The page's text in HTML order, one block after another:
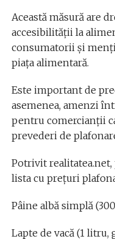
Această măsură are
accesibilității la
consumatorii și
piața alimentară.
Este important de
asemenea, amenzi
pentru comercianții
prevederi de
Potrivit
lista cu prețuri
Pâine albă simplă
Lapte de vacă (1 litru,